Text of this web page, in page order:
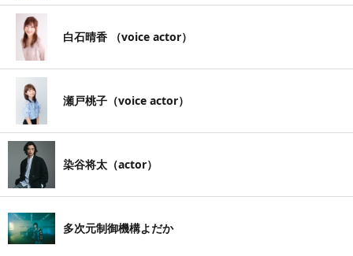
白石晴香 （voice actor）
瀬戸桃子（voice actor）
染谷将太（actor）
多次元制御機構よだか